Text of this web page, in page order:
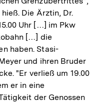
Die Ärztin, Dr.
Uhr […] im Pkw
[…] die
haben. Stasi-
und ihren Bruder
"Er verließ um 19.00
er in eine
der Genossen